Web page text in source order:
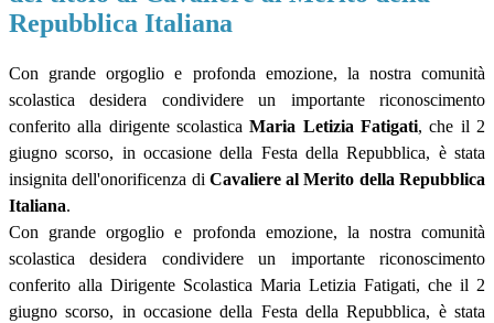
Repubblica Italiana
Con grande orgoglio e profonda emozione, la nostra comunità
scolastica desidera condividere un importante riconoscimento
conferito alla dirigentescolastica Maria Letizia Fatigati, che il 2
giugno scorso, in occasione della Festa della Repubblica, è stata
insignita dell'onorificenza di Cavaliere al Merito della Repubblica
Italiana.
Con grande orgoglio e profonda emozione, la nostra comunità
scolastica desidera condividere un importante riconoscimento
conferito alla Dirigente Scolastica Maria Letizia Fatigati, che il 2
giugno scorso, in occasione della Festa della Repubblica, è stata